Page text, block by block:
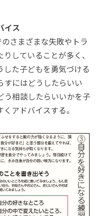
イス
さまざまな失敗やトラ
していることが多く、
た子どもを勇気づける
すにはどうしたらいい
う相談したらいいかを子
アドバイスする。